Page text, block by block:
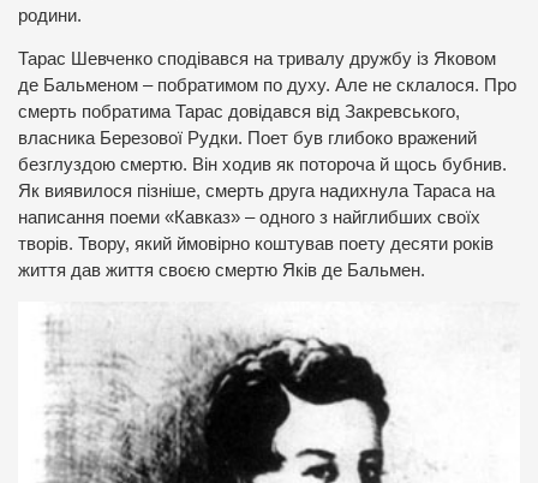
родини.
Тарас Шевченко сподівався на тривалу дружбу із Яковом
де Бальменом – побратимом по духу. Але не склалося. Про
смерть побратима Тарас довідався від Закревського,
власника Березової Рудки. Поет був глибоко вражений
безглуздою смертю. Він ходив як потороча й щось бубнив.
Як виявилося пізніше, смерть друга надихнула Тараса на
написання поеми «Кавказ» – одного з найглибших своїх
творів. Твору, який ймовірно коштував поету десяти років
життя дав життя своєю смертю Яків де Бальмен.